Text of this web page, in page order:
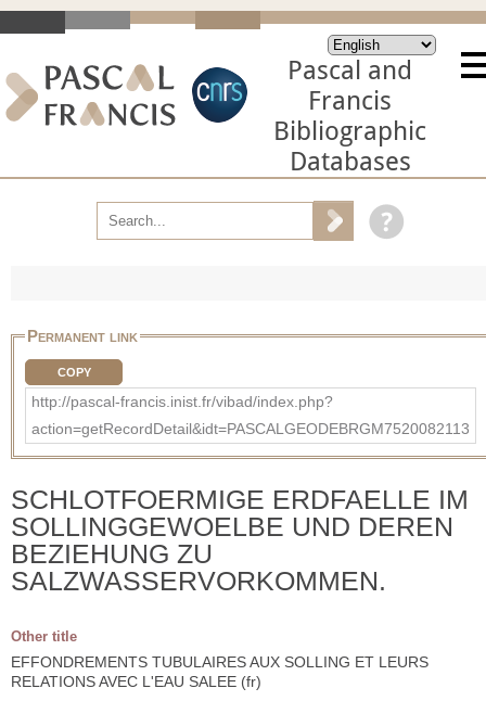
Pascal and
Francis
Bibliographic
Databases
Permanent link
COPY
http://pascal-francis.inist.fr/vibad/index.php?
action=getRecordDetail&idt=PASCALGEODEBRGM7520082113
SCHLOTFOERMIGE ERDFAELLE IM
SOLLINGGEWOELBE UND DEREN
BEZIEHUNG ZU
SALZWASSERVORKOMMEN.
Other title
EFFONDREMENTS TUBULAIRES AUX SOLLING ET LEURS
RELATIONS AVEC L'EAU SALEE (fr)